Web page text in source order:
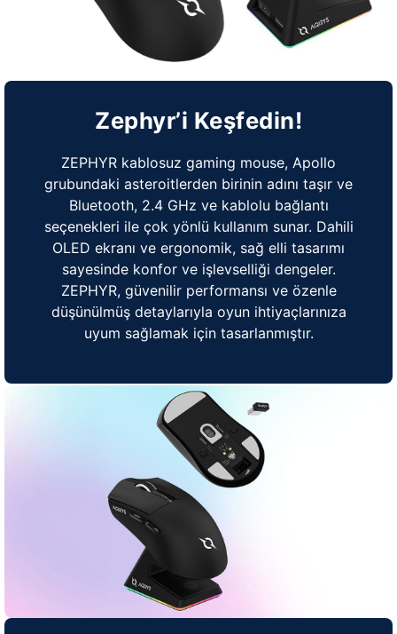
Zephyr’i Keşfedin!
ZEPHYR kablosuz gaming mouse, Apollo
grubundaki asteroitlerden birinin adını taşır ve
Bluetooth, 2.4 GHz ve kablolu bağlantı
seçenekleri ile çok yönlü kullanım sunar. Dahili
OLED ekranı ve ergonomik, sağ elli tasarımı
sayesinde konfor ve işlevselliği dengeler.
ZEPHYR, güvenilir performansı ve özenle
düşünülmüş detaylarıyla oyun ihtiyaçlarınıza
uyum sağlamak için tasarlanmıştır.